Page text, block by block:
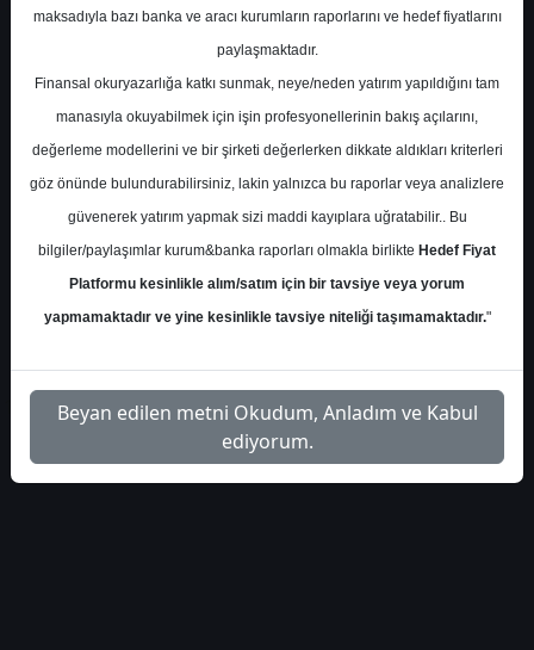
korudu
S.No Dosya Adı İndir
1
deniz-yatirim-tab-gida-
hedef-fiyat-33899
İlgili
Dosyayı İndir
maksadıyla bazı banka ve aracı kurumların raporlarını ve hedef fiyatlarını
paylaşmaktadır.
Finansal okuryazarlığa katkı sunmak, neye/neden yatırım yapıldığını tam
manasıyla okuyabilmek için işin profesyonellerinin bakış açılarını,
değerleme modellerini ve bir şirketi değerlerken dikkate aldıkları kriterleri
göz önünde bulundurabilirsiniz, lakin yalnızca bu raporlar veya analizlere
güvenerek yatırım yapmak sizi maddi kayıplara uğratabilir.. Bu
bilgiler/paylaşımlar kurum&banka raporları olmakla birlikte Hedef Fiyat
Platformu kesinlikle alım/satım için bir tavsiye veya yorum
yapmamaktadır ve yine kesinlikle tavsiye niteliği taşımamaktadır."
Beyan edilen metni Okudum, Anladım ve Kabul
ediyorum.